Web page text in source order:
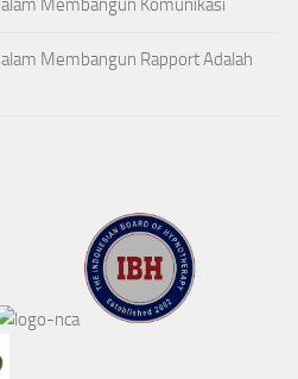
Membangun Komunikasi
Membangun Rapport Adalah